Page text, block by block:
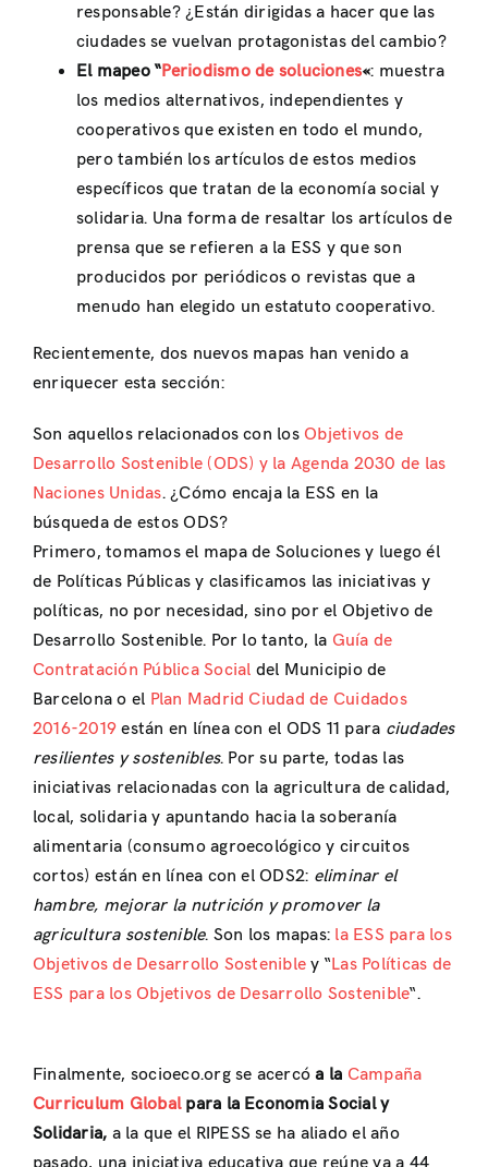
responsable? ¿Están dirigidas a hacer que las
ciudades se vuelvan protagonistas del cambio?
El mapeo “Periodismo de soluciones«: muestra
los medios alternativos, independientes y
cooperativos que existen en todo el mundo,
pero también los artículos de estos medios
específicos que tratan de la economía social y
solidaria. Una forma de resaltar los artículos de
prensa que se refieren a la ESS y que son
producidos por periódicos o revistas que a
menudo han elegido un estatuto cooperativo.
Recientemente, dos nuevos mapas han venido a
enriquecer esta sección:
Son aquellos relacionados con los Objetivos de
Desarrollo Sostenible (ODS) y la Agenda 2030 de las
Naciones Unidas. ¿Cómo encaja la ESS en la
búsqueda de estos ODS?
Primero, tomamos el mapa de Soluciones y luego él
de Políticas Públicas y clasificamos las iniciativas y
políticas, no por necesidad, sino por el Objetivo de
Desarrollo Sostenible. Por lo tanto, la Guía de
Contratación Pública Social del Municipio de
Barcelona o el Plan Madrid Ciudad de Cuidados
2016-2019 están en línea con el ODS 11 para ciudades
resilientes y sostenibles. Por su parte, todas las
iniciativas relacionadas con la agricultura de calidad,
local, solidaria y apuntando hacia la soberanía
alimentaria (consumo agroecológico y circuitos
cortos) están en línea con el ODS2: eliminar el
hambre, mejorar la nutrición y promover la
agricultura sostenible. Son los mapas: laESS para los
Objetivos de Desarrollo Sostenible y “Las Políticas de
ESS para los Objetivos de Desarrollo Sostenible“.
Finalmente, socioeco.org se acercóa la Campaña
Curriculum Global para la Economia Social y
Solidaria, a la que el RIPESS se ha aliado el año